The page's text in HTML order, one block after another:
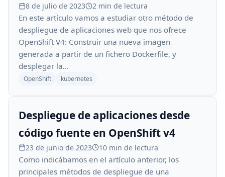
8 de julio de 2023 2 min de lectura
En este artículo vamos a estudiar otro método de
despliegue de aplicaciones web que nos ofrece
OpenShift V4: Construir una nueva imagen
generada a partir de un fichero Dockerfile, y
desplegar la…
OpenShift kubernetes
Despliegue de aplicaciones desde
código fuente en OpenShift v4
23 de junio de 2023 10 min de lectura
Como indicábamos en el artículo anterior, los
principales métodos de despliegue de una